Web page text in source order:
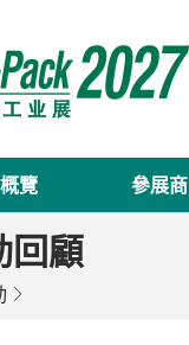
覽 參展商
回顧